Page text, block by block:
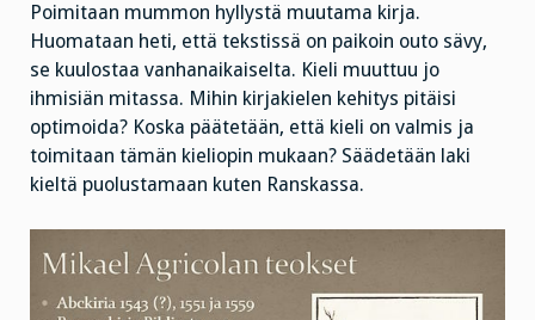
Poimitaan mummon hyllystä muutama kirja.
Huomataan heti, että tekstissä on paikoin outo sävy,
se kuulostaa vanhanaikaiselta. Kieli muuttuu jo
ihmisiän mitassa. Mihin kirjakielen kehitys pitäisi
optimoida? Koska päätetään, että kieli on valmis ja
toimitaan tämän kieliopin mukaan? Säädetään laki
kieltä puolustamaan kuten Ranskassa.